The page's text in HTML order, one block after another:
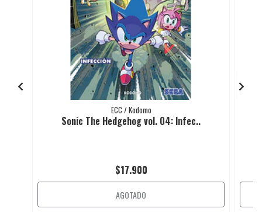
ECC / Kodomo
Sonic The Hedgehog vol. 04: Infec..
$17.900
AGOTADO